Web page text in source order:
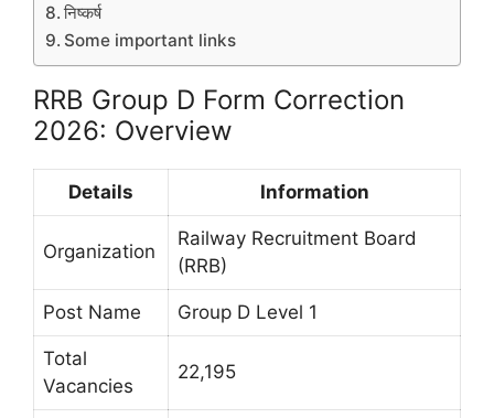
निष्कर्ष
Some important links
RRB Group D Form Correction
2026: Overview
Details Information
Organization
Railway Recruitment Board
(RRB)
Post Name Group D Level 1
Total
Vacancies
22,195